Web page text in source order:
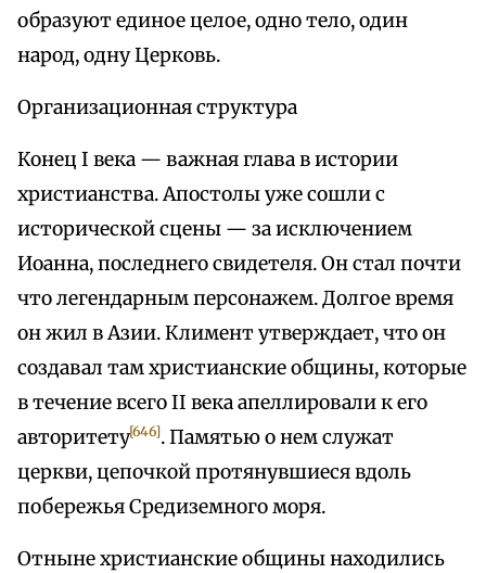
образуют единое целое, одно тело, один
народ, одну Церковь.
Организационная структура
Конец I века — важная глава в истории
христианства. Апостолы уже сошли с
исторической сцены — за исключением
Иоанна, последнего свидетеля. Он стал почти
что легендарным персонажем. Долгое время
он жил в Азии. Климент утверждает, что он
создавал там христианские общины, которые
в течение всего II века апеллировали к его
авторитету[646]. Памятью о нем служат
церкви, цепочкой протянувшиеся вдоль
побережья Средиземного моря.
Отныне христианские общины находились